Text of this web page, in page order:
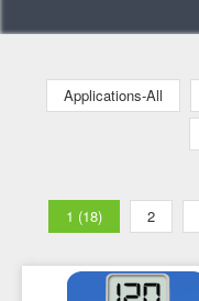
Applications-All
1 (18) 2